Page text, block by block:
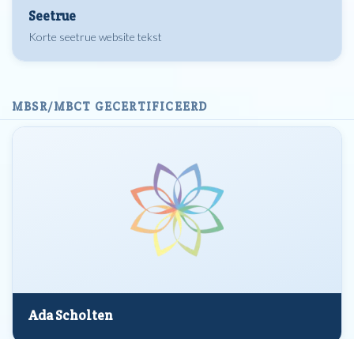
Seetrue
Korte seetrue website tekst
MBSR/MBCT GECERTIFICEERD
Ada Scholten